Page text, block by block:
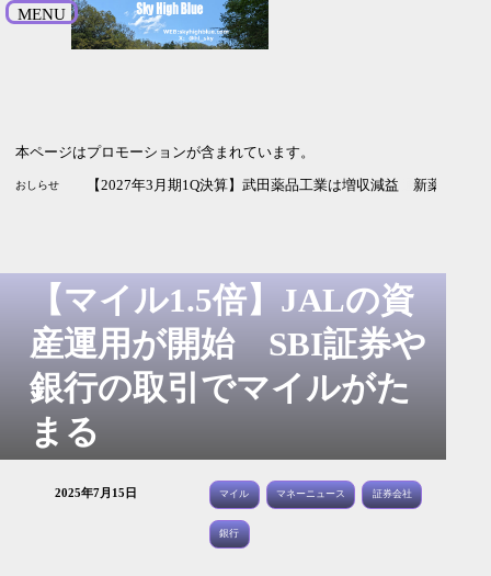
MENU
本ページはプロモーションが含まれています。
おしらせ
【マイル1.5倍】JALの資
産運用が開始 SBI証券や
銀行の取引でマイルがた
まる
2025年7月15日 マイル マネーニュース 証券会社
銀行